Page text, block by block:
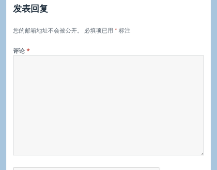
发表回复
您的邮箱地址不会被公开。 必填项已用 *标注
评论*